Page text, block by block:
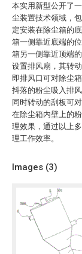
本实用新型公开了
尘装置技术领域，
定安装在除尘箱的
箱一侧靠近底端的
箱另一侧靠近顶端
设置排风扇，其转
即排风口可对除尘
抖落的粉尘吸入排
同时转动的刮板可
在除尘箱内壁上的
理效果，通过以上
理工作效率。
Images (3)